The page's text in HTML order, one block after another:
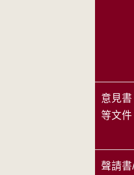
意見
等文件
聲請